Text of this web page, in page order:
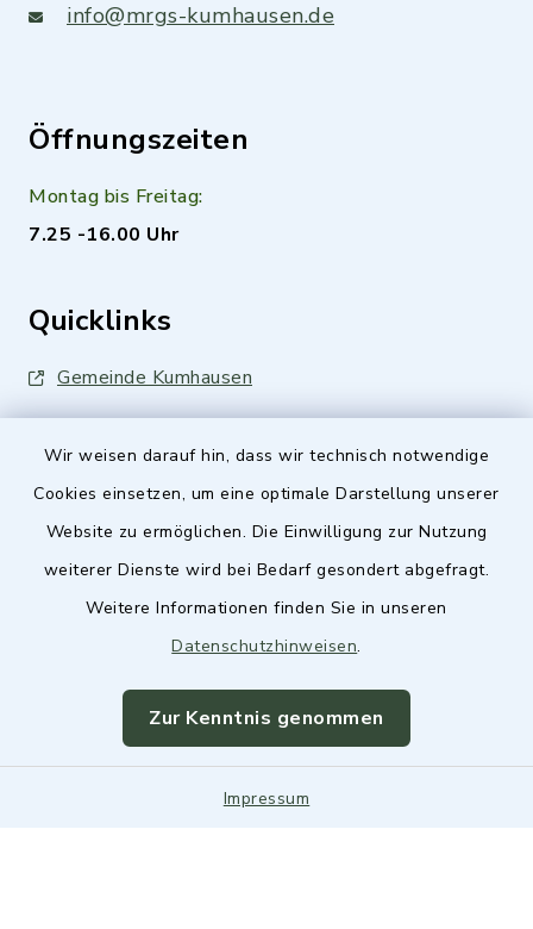
Wir weisen darauf hin, dass wir technisch notwendige
Cookies einsetzen, um eine optimale Darstellung unserer
Website zu ermöglichen. Die Einwilligung zur Nutzung
weiterer Dienste wird bei Bedarf gesondert abgefragt.
Weitere Informationen finden Sie in unseren
Datenschutzhinweisen.
Zur Kenntnis genommen
Impressum
info@mrgs-kumhausen.de
Öffnungszeiten
Montag bis Freitag:
7.25 -16.00 Uhr
Quicklinks
Gemeinde Kumhausen
Barrierefreiheit
Impressum
Sitemap